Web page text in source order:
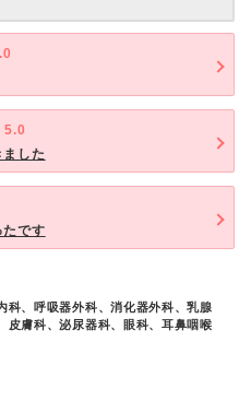
5.0
した
たです
科、呼吸器外科、消化器外科、乳腺
皮膚科、泌尿器科、眼科、耳鼻咽喉